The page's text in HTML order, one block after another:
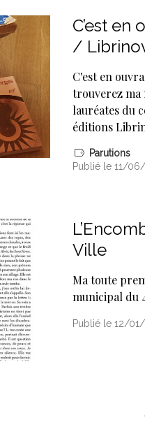
C’est en
/
C'est en
trouverez ma
lauréates du
éditions
Parutions
Publié le 11/
Ville
Ma toute
municipal du
Publié le 12/01/